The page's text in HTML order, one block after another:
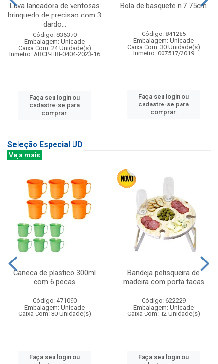
Luva lancadora de ventosas
brinquedo de precisao com 3
dardo...
Código: 836370
Embalagem: Unidade
Caixa Com: 24 Unidade(s)
Inmetro: ABCP-BRI-0404-2023-16
Faça seu login ou
cadastre-se para
comprar.
Bola de basquete n.7 75cm
Código: 841285
Embalagem: Unidade
Caixa Com: 30 Unidade(s)
Inmetro: 007517/2019
Faça seu login ou
cadastre-se para
comprar.
Seleção Especial UD
Veja mais
Caneca de plastico 300ml
com 6 pecas
Código: 471090
Embalagem: Unidade
Caixa Com: 30 Unidade(s)
Faça seu login ou
Bandeja petisqueira de
madeira com porta tacas
Código: 622229
Embalagem: Unidade
Caixa Com: 12 Unidade(s)
Faça seu login ou